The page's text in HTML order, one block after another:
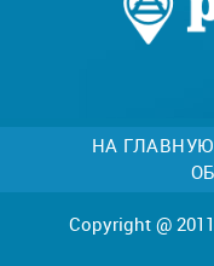
НА ГЛАВНУЮ
Copyright @